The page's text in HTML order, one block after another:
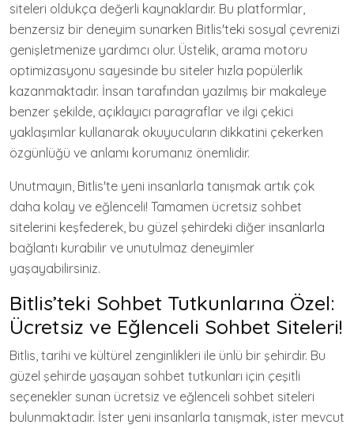
siteleri oldukça değerli kaynaklardır. Bu platformlar,
benzersiz bir deneyim sunarken Bitlis'teki sosyal çevrenizi
genişletmenize yardımcı olur. Üstelik, arama motoru
optimizasyonu sayesinde bu siteler hızla popülerlik
kazanmaktadır. İnsan tarafından yazılmış bir makaleye
benzer şekilde, açıklayıcı paragraflar ve ilgi çekici
yaklaşımlar kullanarak okuyucuların dikkatini çekerken
özgünlüğü ve anlamı korumanız önemlidir.
Unutmayın, Bitlis'te yeni insanlarla tanışmak artık çok
daha kolay ve eğlenceli! Tamamen ücretsiz sohbet
sitelerini keşfederek, bu güzel şehirdeki diğer insanlarla
bağlantı kurabilir ve unutulmaz deneyimler
yaşayabilirsiniz.
Bitlis’teki Sohbet Tutkunlarına Özel:
Ücretsiz ve Eğlenceli Sohbet Siteleri!
Bitlis, tarihi ve kültürel zenginlikleri ile ünlü bir şehirdir. Bu
güzel şehirde yaşayan sohbet tutkunları için çeşitli
seçenekler sunan ücretsiz ve eğlenceli sohbet siteleri
bulunmaktadır. İster yeni insanlarla tanışmak, ister mevcut